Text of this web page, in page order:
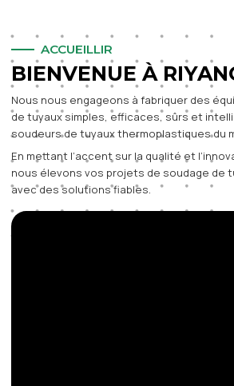
ACCUEILLIR
BIENVENUE À
Nous nous engageons à fabriquer des
de tuyaux simples, efficaces, sûrs et
soudeurs de tuyaux thermoplastiques du
En mettant l’accent sur la qualité et
nous élevons vos projets de soudage de
avec des solutions fiables.